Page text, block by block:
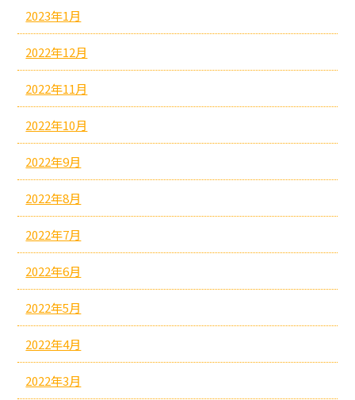
2023年1月
2022年12月
2022年11月
2022年10月
2022年9月
2022年8月
2022年7月
2022年6月
2022年5月
2022年4月
2022年3月